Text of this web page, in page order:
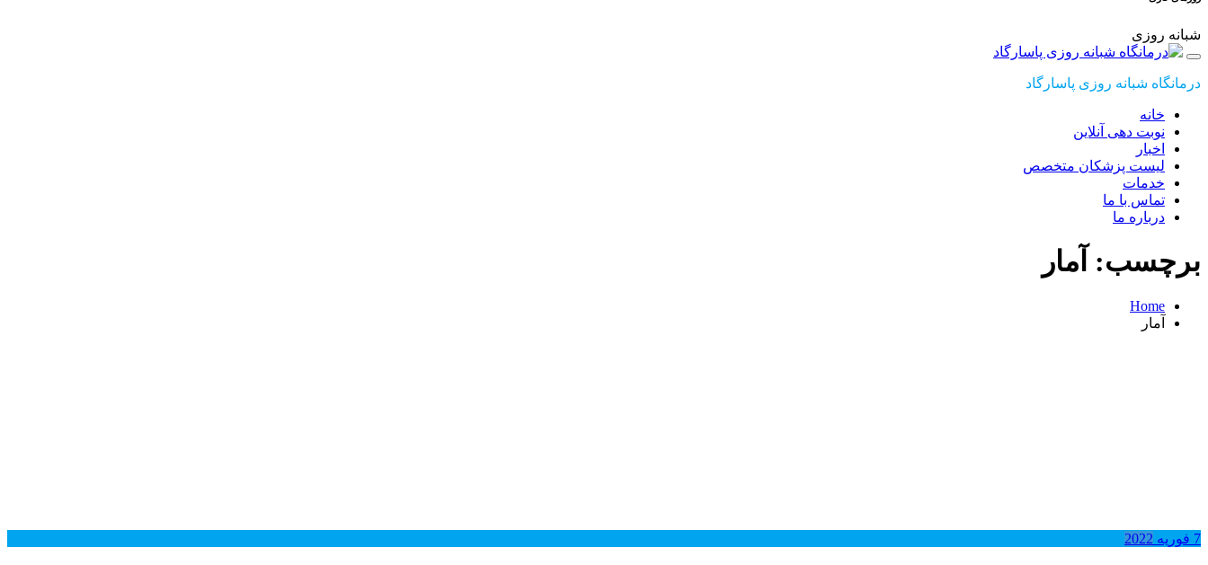
شبانه روزی
درمانگاه شبانه روزی پاسارگاد
خانه
نوبت دهی آنلاین
اخبار
لیست پزشکان متخصص
خدمات
تماس با ما
درباره ما
برچسب: آمار
Home
آمار
7 فوریه 2022